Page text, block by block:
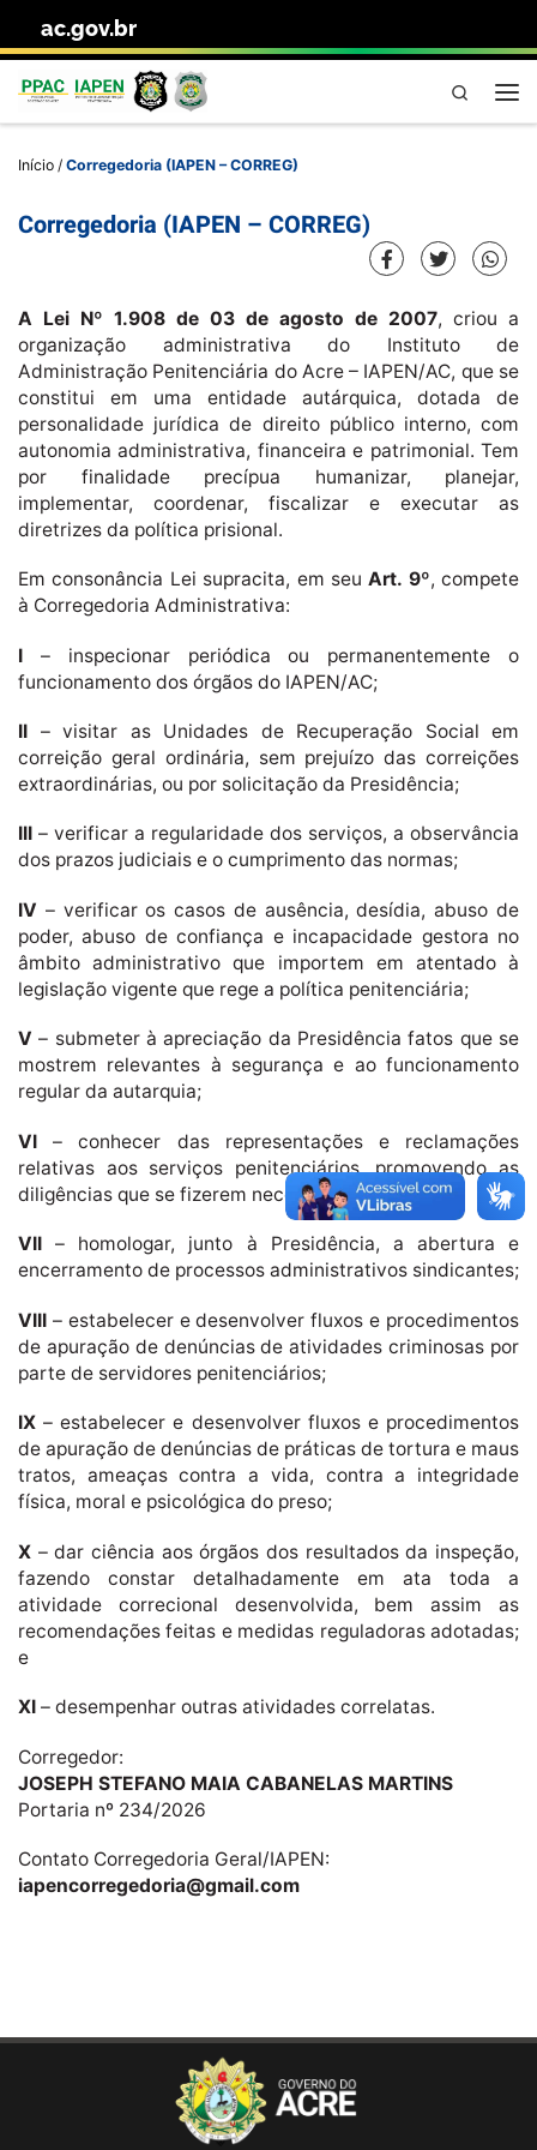
Skip to content
ac.gov.br
Pesquisa
Início / Corregedoria (IAPEN – CORREG)
Corregedoria (IAPEN – CORREG)
A Lei Nº 1.908 de 03 de agosto de 2007, criou a
organização administrativa do Instituto de
Administração Penitenciária do Acre – IAPEN/AC, que se
constitui em uma entidade autárquica, dotada de
personalidade jurídica de direito público interno, com
autonomia administrativa, financeira e patrimonial. Tem
por finalidade precípua humanizar, planejar,
implementar, coordenar, fiscalizar e executar as
diretrizes da política prisional.
Em consonância Lei supracita, em seuArt. 9º, compete
à Corregedoria Administrativa:
I – inspecionar periódica ou permanentemente o
funcionamento dos órgãos do IAPEN/AC;
II – visitar as Unidades de Recuperação Social em
correição geral ordinária, sem prejuízo das correições
extraordinárias, ou por solicitação da Presidência;
III – verificar a regularidade dos serviços, a observância
dos prazos judiciais e o cumprimento das normas;
IV – verificar os casos de ausência, desídia, abuso de
poder, abuso de confiança e incapacidade gestora no
âmbito administrativo que importem em atentado à
legislação vigente que rege a política penitenciária;
V – submeter à apreciação da Presidência fatos que se
mostrem relevantes à segurança e ao funcionamento
regular da autarquia;
VI – conhecer das representações e reclamações
relativas aos serviços penitenciários, promovendo as
diligências que se fizerem necessárias;
VII – homologar, junto à Presidência, a abertura e
encerramento de processos administrativos sindicantes;
VIII – estabelecer e desenvolver fluxos e procedimentos
de apuração de denúncias de atividades criminosas por
parte de servidores penitenciários;
IX – estabelecer e desenvolver fluxos e procedimentos
de apuração de denúncias de práticas de tortura e maus
tratos, ameaças contra a vida, contra a integridade
física, moral e psicológica do preso;
X – dar ciência aos órgãos dos resultados da inspeção,
fazendo constar detalhadamente em ata toda a
atividade correcional desenvolvida, bem assim as
recomendações feitas e medidas reguladoras adotadas;
e
XI – desempenhar outras atividades correlatas.
Corregedor:
JOSEPH STEFANO MAIA CABANELAS MARTINS
Portaria nº 234/2026
Contato Corregedoria Geral/IAPEN:
iapencorregedoria@gmail.com